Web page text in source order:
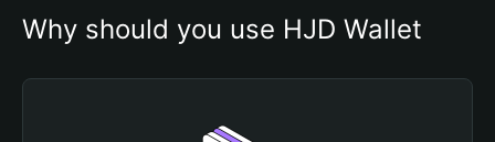
Why should you use HJD Wallet